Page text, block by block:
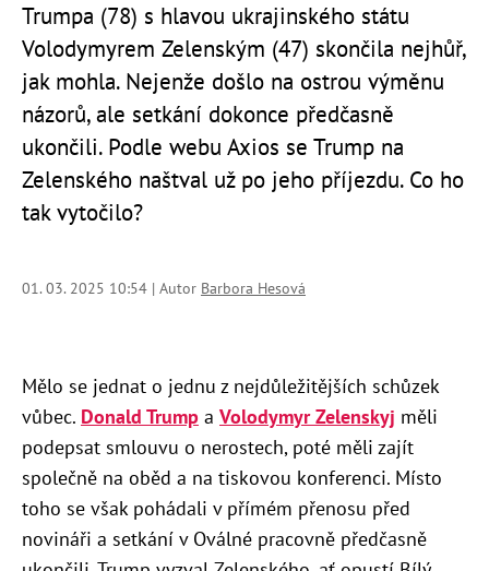
Trumpa (78) s hlavou ukrajinského státu
Volodymyrem Zelenským (47) skončila nejhůř,
jak mohla. Nejenže došlo na ostrou výměnu
názorů, ale setkání dokonce předčasně
ukončili. Podle webu Axios se Trump na
Zelenského naštval už po jeho příjezdu. Co ho
tak vytočilo?
01. 03. 2025 10:54 | Autor Barbora Hesová
Mělo se jednat o jednu z nejdůležitějších schůzek
vůbec. Donald Trump a Volodymyr Zelenskyj měli
podepsat smlouvu o nerostech, poté měli zajít
společně na oběd a na tiskovou konferenci. Místo
toho se však pohádali v přímém přenosu před
novináři a setkání v Oválné pracovně předčasně